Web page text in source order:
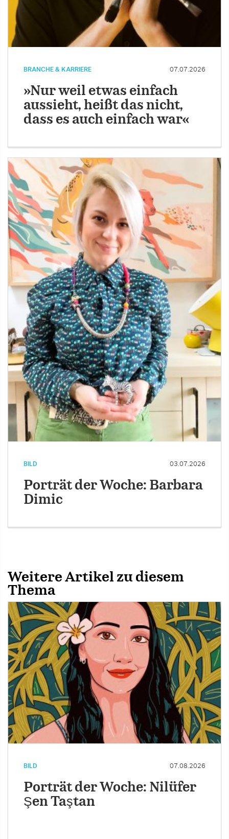
BRANCHE & KARRIERE 07.07.2026
»Nur weil etwas einfach
aussieht, heißt das nicht,
dass es auch einfach war«
BILD 03.07.2026
Porträt der Woche: Barbara
Dimic
Weitere Artikel zu diesem
Thema
BILD 07.08.2026
Porträt der Woche: Nilüfer
Şen Taştan